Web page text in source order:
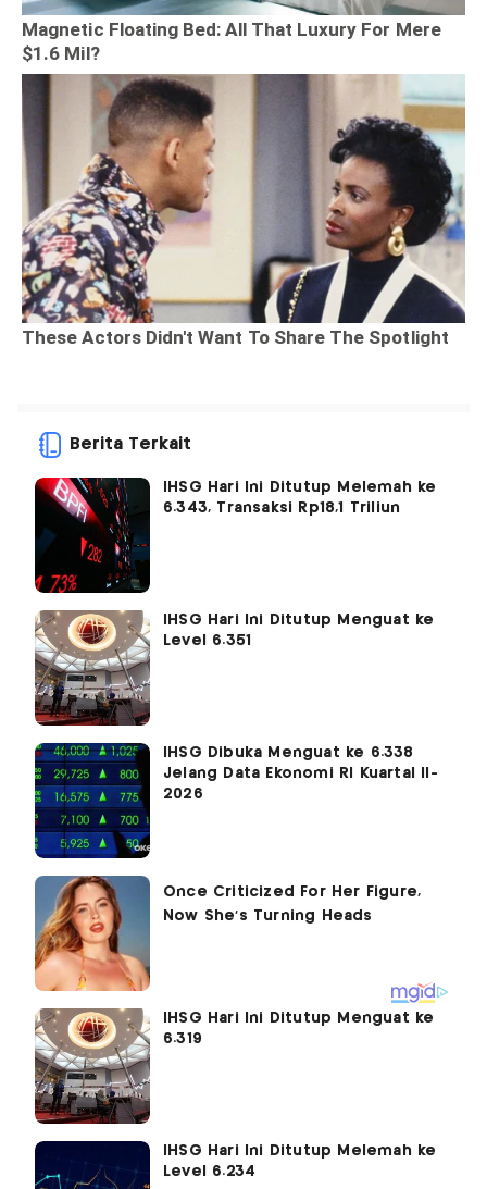
Berita Terkait
IHSG Hari Ini Ditutup Melemah ke
6.343, Transaksi Rp18,1 Triliun
IHSG Hari Ini Ditutup Menguat ke
Level 6.351
IHSG Dibuka Menguat ke 6.338
Jelang Data Ekonomi RI Kuartal II-
2026
IHSG Hari Ini Ditutup Menguat ke
6.319
IHSG Hari Ini Ditutup Melemah ke
Level 6.234